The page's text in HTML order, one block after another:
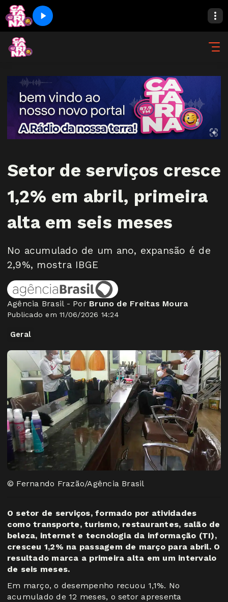
Setor de serviços cresce
1,2% em abril, primeira
alta em seis meses
No acumulado de um ano, expansão é de
2,9%, mostra IBGE
Agência Brasil - Por Bruno de Freitas Moura
Publicado em 11/06/2026 14:24
Geral
© Fernando Frazão/Agência Brasil
O setor de serviços, formado por atividades
como transporte, turismo, restaurantes, salão de
beleza, internet e tecnologia da informação (TI),
cresceu 1,2% na passagem de março para abril. O
resultado marca a primeira alta em um intervalo
de seis meses.
Em março, o desempenho recuou 1,1%. No
acumulado de 12 meses, o setor apresenta